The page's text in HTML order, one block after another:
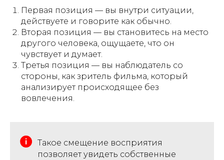
Первая позиция — вы внутри ситуации,
действуете и говорите как обычно.
Вторая позиция — вы становитесь на место
другого человека, ощущаете, что он
чувствует и думает.
Третья позиция — вы наблюдатель со
стороны, как зритель фильма, который
анализирует происходящее без
вовлечения.
Такое смещение восприятия
позволяет увидеть собственные